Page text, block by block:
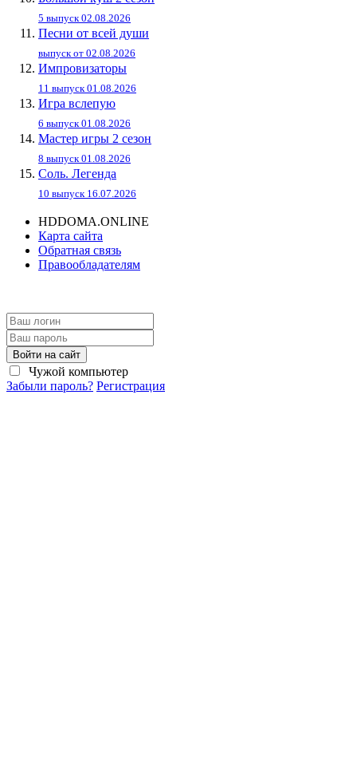
5 выпуск 02.08.2026
Песни от всей души
выпуск от 02.08.2026
Импровизаторы
11 выпуск 01.08.2026
Игра вслепую
6 выпуск 01.08.2026
Мастер игры 2 сезон
8 выпуск 01.08.2026
Соль. Легенда
10 выпуск 16.07.2026
HDDOMA.ONLINE
Карта сайта
Обратная связь
Правообладателям
Войти на сайт
Чужой компьютер
Забыли пароль? Регистрация